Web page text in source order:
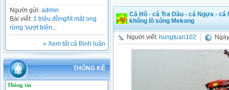
Người gửi: admin
Bài viết: 1 triệu đồng/lít mật ong
rừng 'vượt biên...
» Xem tất cả Bình luận
THỐNG KÊ
Thông tin
Cá Hô - cá Tra Dầu - cá Ngựa -
khổng lồ sông Mekong
Người viết: hungtuan102